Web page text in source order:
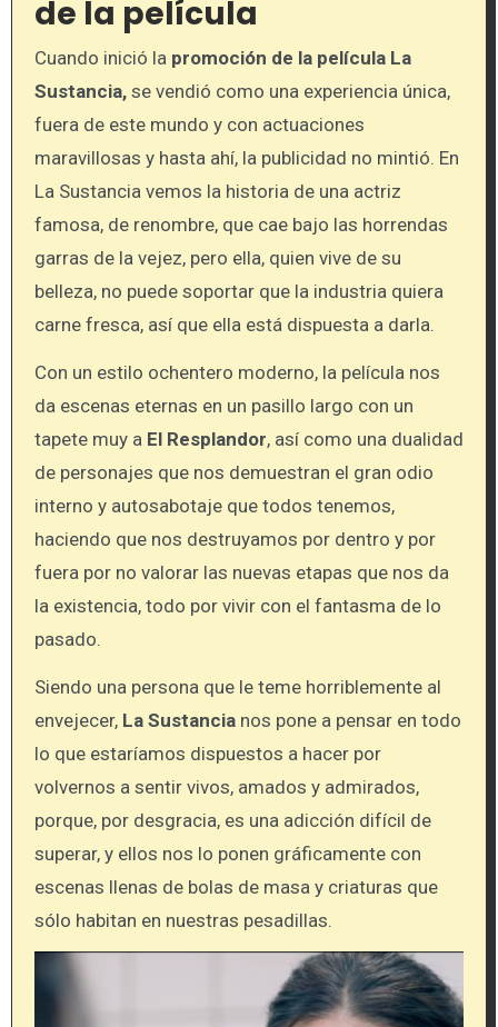
de la película
Cuando inició la promoción de la película La
Sustancia,se vendió como una experiencia única,
fuera de este mundo y con actuaciones
maravillosas y hasta ahí, la publicidad no mintió. En
La Sustancia vemos la historia de una actriz
famosa, de renombre, que cae bajo las horrendas
garras de la vejez, pero ella, quien vive de su
belleza, no puede soportar que la industria quiera
carne fresca, así que ella está dispuesta a darla.
Con un estilo ochentero moderno, la película nos
da escenas eternas en un pasillo largo con un
tapete muy a El Resplandor, así como una dualidad
de personajes que nos demuestran el gran odio
interno y autosabotaje que todos tenemos,
haciendo que nos destruyamos por dentro y por
fuera por no valorar las nuevas etapas que nos da
la existencia, todo por vivir con el fantasma de lo
pasado.
Siendo una persona que le teme horriblemente al
envejecer, La Sustancianos pone a pensar en todo
lo que estaríamos dispuestos a hacer por
volvernos a sentir vivos, amados y admirados,
porque, por desgracia, es una adicción difícil de
superar, y ellos nos lo ponen gráficamente con
escenas llenas de bolas de masa y criaturas que
sólo habitan en nuestras pesadillas.